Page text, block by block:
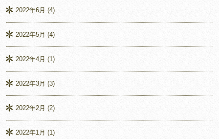
2022年6月 (4)
2022年5月 (4)
2022年4月 (1)
2022年3月 (3)
2022年2月 (2)
2022年1月 (1)